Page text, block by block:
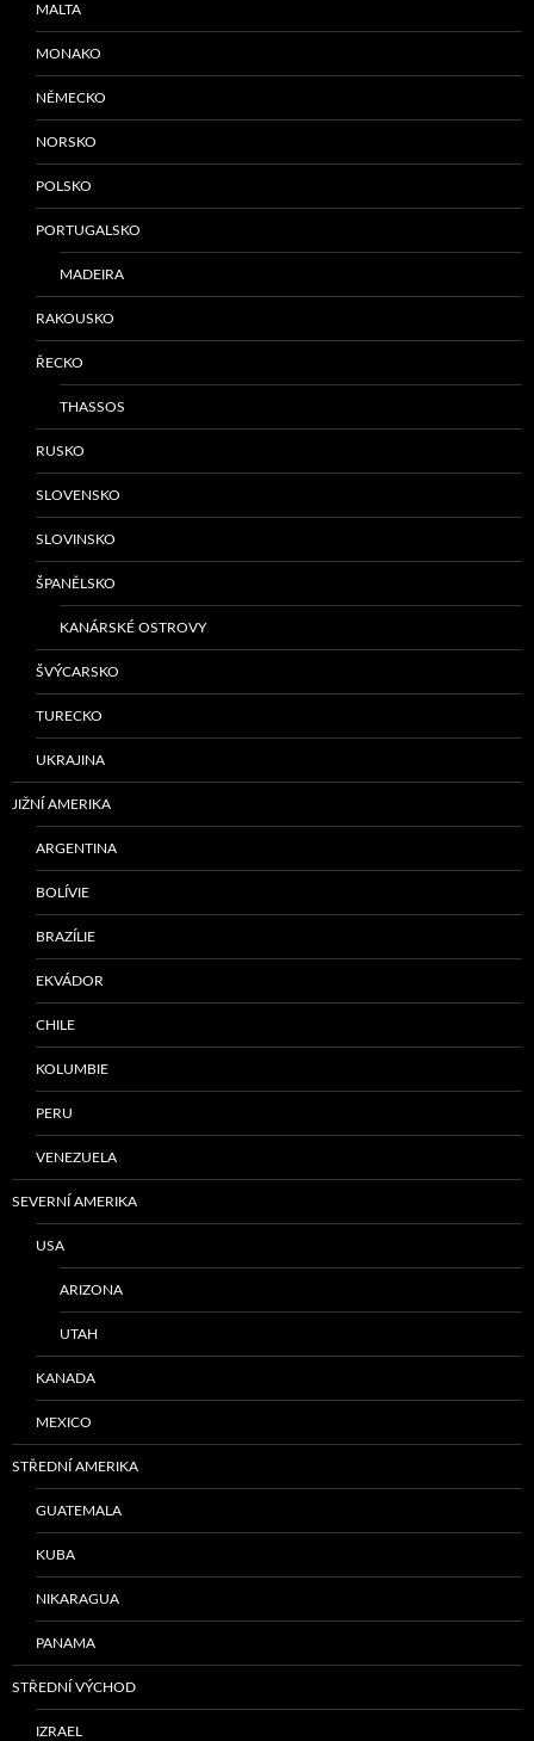
MALTA
MONAKO
NĚMECKO
NORSKO
POLSKO
PORTUGALSKO
MADEIRA
RAKOUSKO
ŘECKO
THASSOS
RUSKO
SLOVENSKO
SLOVINSKO
ŠPANĚLSKO
KANÁRSKÉ OSTROVY
ŠVÝCARSKO
TURECKO
UKRAJINA
JIŽNÍ AMERIKA
ARGENTINA
BOLÍVIE
BRAZÍLIE
EKVÁDOR
CHILE
KOLUMBIE
PERU
VENEZUELA
SEVERNÍ AMERIKA
USA
ARIZONA
UTAH
KANADA
MEXICO
STŘEDNÍ AMERIKA
GUATEMALA
KUBA
NIKARAGUA
PANAMA
STŘEDNÍ VÝCHOD
IZRAEL